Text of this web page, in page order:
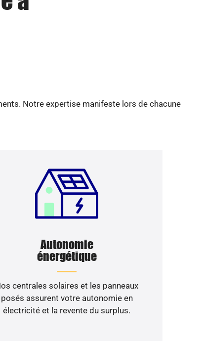
Notre expertise manifeste lors de chacune
Autonomie
énergétique
centrales solaires et les panneaux
posés assurent votre autonomie en
électricité et la revente du surplus.